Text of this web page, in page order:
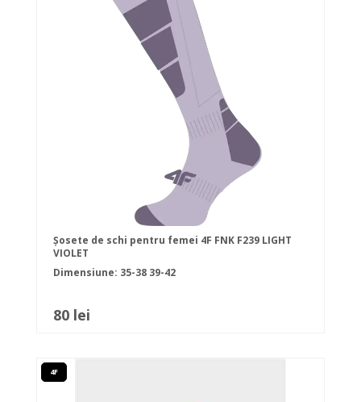
Șosete de schi pentru femei 4F FNK F239 LIGHT
VIOLET
Dimensiune: 35-38 39-42
80 lei
4F